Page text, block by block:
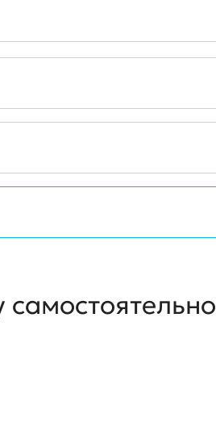
самостоятельно